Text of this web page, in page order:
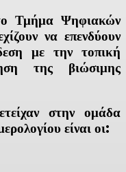
Τμήμα Ψηφιακών
να επενδύουν
με την τοπική
της βιώσιμης
στην ομάδα
είναι οι: